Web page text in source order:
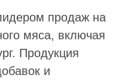
продаж на
мяса, включая
Продукция
и